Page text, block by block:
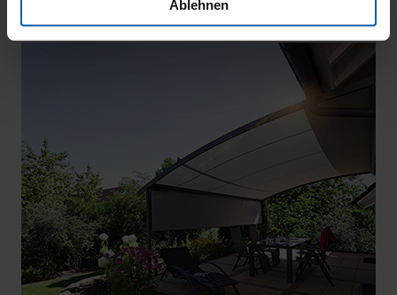
Ablehnen